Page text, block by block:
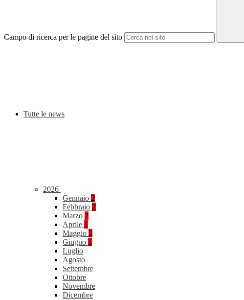
Campo di ricerca per le pagine del sito
Tutte le news
2026
Gennaio 2
Febbraio 2
Marzo 2
Aprile 1
Maggio 2
Giugno 1
Luglio
Agosto
Settembre
Ottobre
Novembre
Dicembre